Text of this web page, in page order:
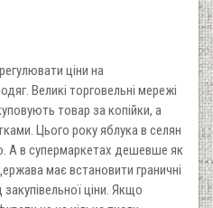
ціни на
Великі торговельні мережі
товар за копійки, а
Цього року яблука в селян
А в супермаркетах дешевше як
має встановити граничні
ціни. Якщо